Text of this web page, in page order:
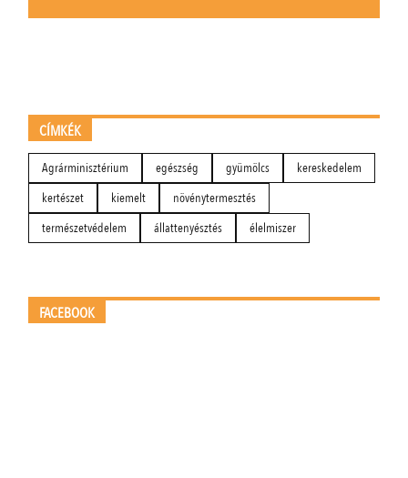
CÍMKÉK
Agrárminisztérium egészség gyümölcs
kereskedelem
kertészet
kiemelt
növénytermesztés
természetvédelem
állattenyésztés élelmiszer
FACEBOOK